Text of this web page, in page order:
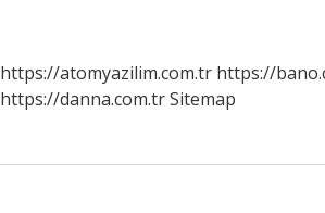
https://atomyazilim.com.tr https://
https://danna.com.trSitemap